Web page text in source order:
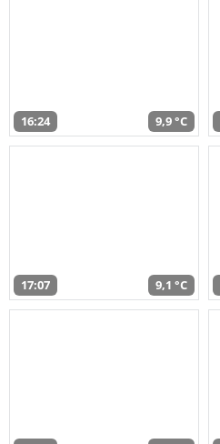
16:24 9,9 °C
17:07 9,1 °C